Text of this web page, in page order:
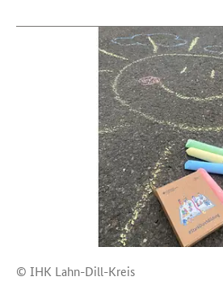
© IHK Lahn-Dill-Kreis